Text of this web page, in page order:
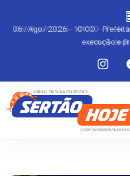
06 / Ago / 2026 - 09:00 -
urbano do